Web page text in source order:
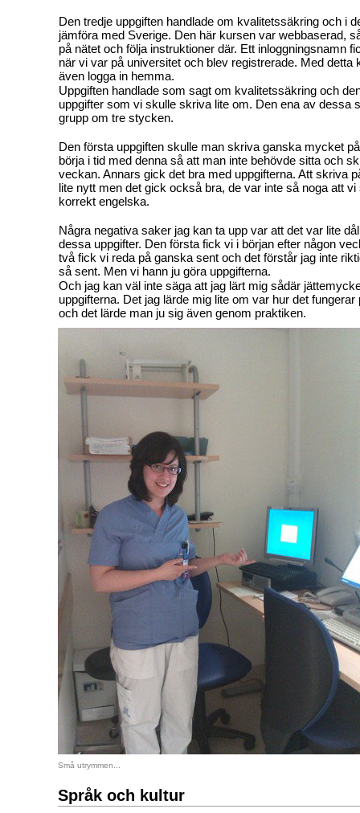
Den tredje uppgiften handlade om kvalitetssäkring och i
jämföra med Sverige. Den här kursen var webbaserad,
på nätet och följa instruktioner där. Ett inloggningsnamn
när vi var på universitet och blev registrerade. Med detta
även logga in hemma.
Uppgiften handlade som sagt om kvalitetssäkring och
uppgifter som vi skulle skriva lite om. Den ena av dessa
grupp om tre stycken.
Den första uppgiften skulle man skriva ganska mycket
börja i tid med denna så att man inte behövde sitta och
veckan. Annars gick det bra med uppgifterna. Att skriva
lite nytt men det gick också bra, de var inte så noga att
korrekt engelska.
Några negativa saker jag kan ta upp var att det var lite
dessa uppgifter. Den första fick vi i början efter någon
två fick vi reda på ganska sent och det förstår jag inte
så sent. Men vi hann ju göra uppgifterna.
Och jag kan väl inte säga att jag lärt mig sådär
uppgifterna. Det jag lärde mig lite om var hur det
och det lärde man ju sig även genom praktiken.
Små utrymmen...
Språk och kultur